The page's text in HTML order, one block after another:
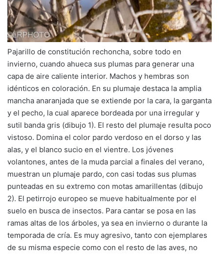
Pajarillo de constitución rechoncha, sobre todo en
invierno, cuando ahueca sus plumas para generar una
capa de aire caliente interior. Machos y hembras son
idénticos en coloración. En su plumaje destaca la amplia
mancha anaranjada que se extiende por la cara, la garganta
y el pecho, la cual aparece bordeada por una irregular y
sutil banda gris (dibujo 1). El resto del plumaje resulta poco
vistoso. Domina el color pardo verdoso en el dorso y las
alas, y el blanco sucio en el vientre. Los jóvenes
volantones, antes de la muda parcial a finales del verano,
muestran un plumaje pardo, con casi todas sus plumas
punteadas en su extremo con motas amarillentas (dibujo
2). El petirrojo europeo se mueve habitualmente por el
suelo en busca de insectos. Para cantar se posa en las
ramas altas de los árboles, ya sea en invierno o durante la
temporada de cría. Es muy agresivo, tanto con ejemplares
de su misma especie como con el resto de las aves, no